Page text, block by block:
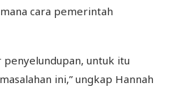
cara pemerintah
penyelundupan, untuk itu
ini,” ungkap Hannah